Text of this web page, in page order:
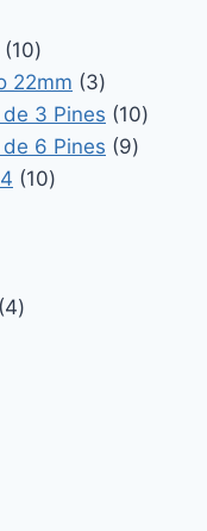
1010
productos
22mm 33
productos
3 Pines 1010
6 Pines 99
1010
44